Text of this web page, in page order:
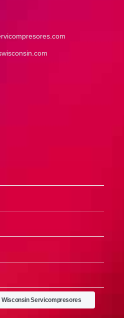
Wisconsin Servicompresores